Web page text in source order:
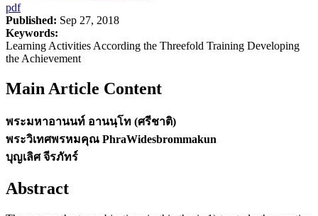
pdf
Published: Sep 27, 2018
Keywords:
Learning Activities According the Threefold Training Developing
the Achievement
Main Article Content
พระมหาอานนท์ อานนฺโท (ศรีชาติ)
พระวิเทศพรหมคุณ PhraWidesbrommakun
บุญเลิศ จีรภัทร์
Abstract